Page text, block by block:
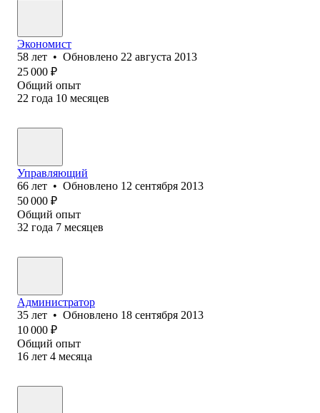
Экономист
58 лет • Обновлено 22 августа 2013
25 000 ₽
Общий опыт
22 года 10 месяцев
Управляющий
66 лет • Обновлено 12 сентября 2013
50 000 ₽
Общий опыт
32 года 7 месяцев
Администратор
35 лет • Обновлено 18 сентября 2013
10 000 ₽
Общий опыт
16 лет 4 месяца